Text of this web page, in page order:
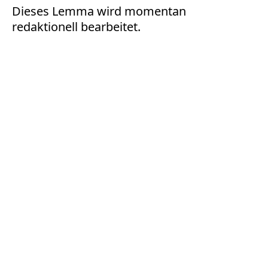
Dieses Lemma wird momentan
redaktionell bearbeitet.